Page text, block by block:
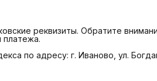
реквизиты. Обратите
платежа.
по адресу: г. Иваново, ул.